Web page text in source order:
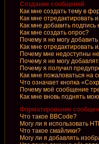
Создание сообщений
Как мне создать тему в
Как мне отредактировать
Как мне добавить
Как мне создать опрос?
Почему я не могу
Как мне отредактировать
Почему мне недоступны
Почему я не могу
Почему я получил
Как мне пожаловаться на
Что означает кнопка
Почему моё сообщение
Как мне вновь поднять
Форматирование
Что такое BBCode?
Могу ли я использовать
Что такое смайлики?
Могу ли я добавлять